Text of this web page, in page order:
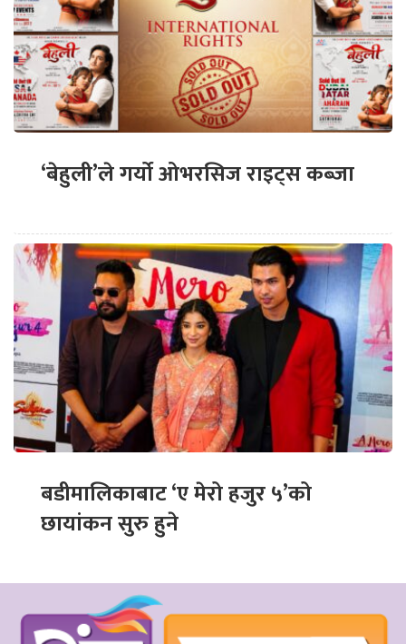
‘बेहुली’ले गर्यो ओभरसिज राइट्स कब्जा
बडीमालिकाबाट ‘ए मेरो हजुर ५’को
छायांकन सुरु हुने